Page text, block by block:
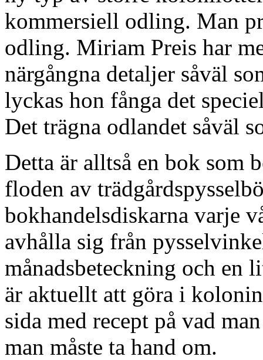
kommersiell odling. Man
odling. Miriam Preis har
närgångna detaljer såväl
lyckas hon fånga det
Det trägna odlandet såväl
Detta är alltså en bok som
floden av
bokhandelsdiskarna varje
avhålla sig från
månadsbeteckning och en
är aktuellt att göra i
sida med recept på vad
man måste ta hand om.